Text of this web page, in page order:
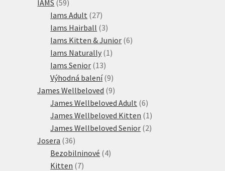
IAMS 59
produktů
Iams Adult 2727
produktů
Iams Hairball 33
produkty
Iams Kitten & Junior 66
Iams Naturally 1 1
Iams Senior 1313
produktů
Výhodná balení 99
produktů
James Wellbeloved 99
produktů
James Wellbeloved Adult 66
produktů
James Wellbeloved Kitten 1 1
produkt
James Wellbeloved Senior 22
Josera 3636
produktů
Bezobilninové 44
Kitten 77